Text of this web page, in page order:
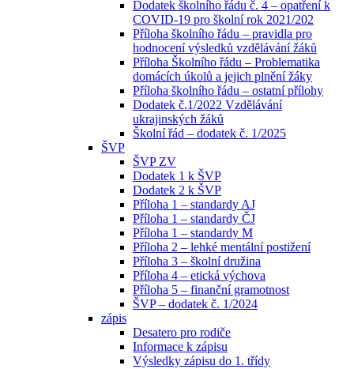
Dodatek školního řádu č. 4 – opatření k
COVID-19 pro školní rok 2021/202
Příloha školního řádu – pravidla pro
hodnocení výsledků vzdělávání žáků
Příloha Školního řádu – Problematika
domácích úkolů a jejich plnění žáky
Příloha školního řádu – ostatní přílohy
Dodatek č.1/2022 Vzdělávání
ukrajinských žáků
Školní řád – dodatek č. 1/2025
ŠVP
ŠVP ZV
Dodatek 1 k ŠVP
Dodatek 2 k ŠVP
Příloha 1 – standardy AJ
Příloha 1 – standardy ČJ
Příloha 1 – standardy M
Příloha 2 – lehké mentální postižení
Příloha 3 – školní družina
Příloha 4 – etická výchova
Příloha 5 – finanční gramotnost
ŠVP – dodatek č. 1/2024
zápis
Desatero pro rodiče
Informace k zápisu
Výsledky zápisu do 1. třídy